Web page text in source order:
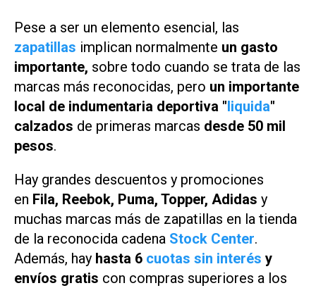
Pese a ser un elemento esencial, las
zapatillas implican normalmente un gasto
importante, sobre todo cuando se trata de las
marcas más reconocidas, pero un importante
local de indumentaria deportiva "liquida"
calzados de primeras marcas desde 50 mil
pesos.
Hay grandes descuentos y promociones
en Fila, Reebok, Puma, Topper, Adidas y
muchas marcas más de zapatillas en la tienda
de la reconocida cadena Stock Center.
Además, hay hasta 6 cuotas sin interés y
envíos gratis con compras superiores a los